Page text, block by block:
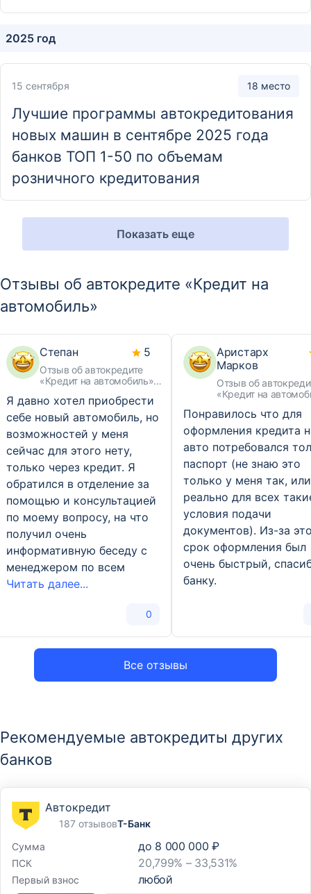
2025 год
15 сентября 18 место
Лучшие программы автокредитования
новых машин в сентябре 2025 года
банков ТОП 1-50 по объемам
розничного кредитования
Показать еще
Отзывы об автокредите «Кредит на
автомобиль»
Все отзывы
Степан
Отзыв об автокредите
«Кредит на автомобиль»
5
Я давно хотел приобрести
себе новый автомобиль, но
возможностей у меня
сейчас для этого нету,
только через кредит. Я
обратился в отделение за
помощью и консультацией
по моему вопросу, на что
получил очень
информативную беседу с
менеджером по всем
Читать далее...
0
Аристарх
Марков
Отзыв об
«Кредит на
Понравилось что для
оформления кредита
авто потребовался
паспорт (не знаю это
только у меня так, или
реально для всех
условия подачи
документов). Из-за
срок оформления был
очень быстрый,
банку.
Рекомендуемые автокредиты других
банков
Автокредит
187 отзывовТ-Банк
Сумма
до 8 000 000 ₽
ПСК 20,799% – 33,531%
Первый взнос любой